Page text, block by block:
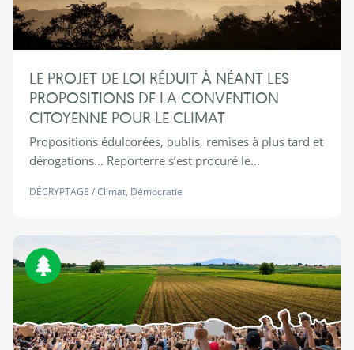
LE PROJET DE LOI RÉDUIT À NÉANT LES
PROPOSITIONS DE LA CONVENTION
CITOYENNE POUR LE CLIMAT
Propositions édulcorées, oublis, remises à plus tard et
dérogations... Reporterre s’est procuré le...
DÉCRYPTAGE /Climat, Démocratie
Biodiversité